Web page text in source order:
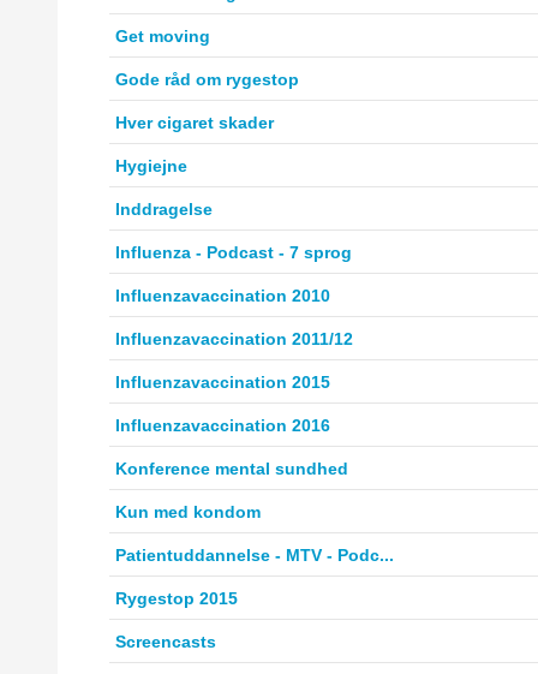
Get moving
Gode råd om rygestop
Hver cigaret skader
Hygiejne
Inddragelse
Influenza - Podcast - 7 sprog
Influenzavaccination 2010
Influenzavaccination 2011/12
Influenzavaccination 2015
Influenzavaccination 2016
Konference mental sundhed
Kun med kondom
Patientuddannelse - MTV - Podc...
Rygestop 2015
Screencasts